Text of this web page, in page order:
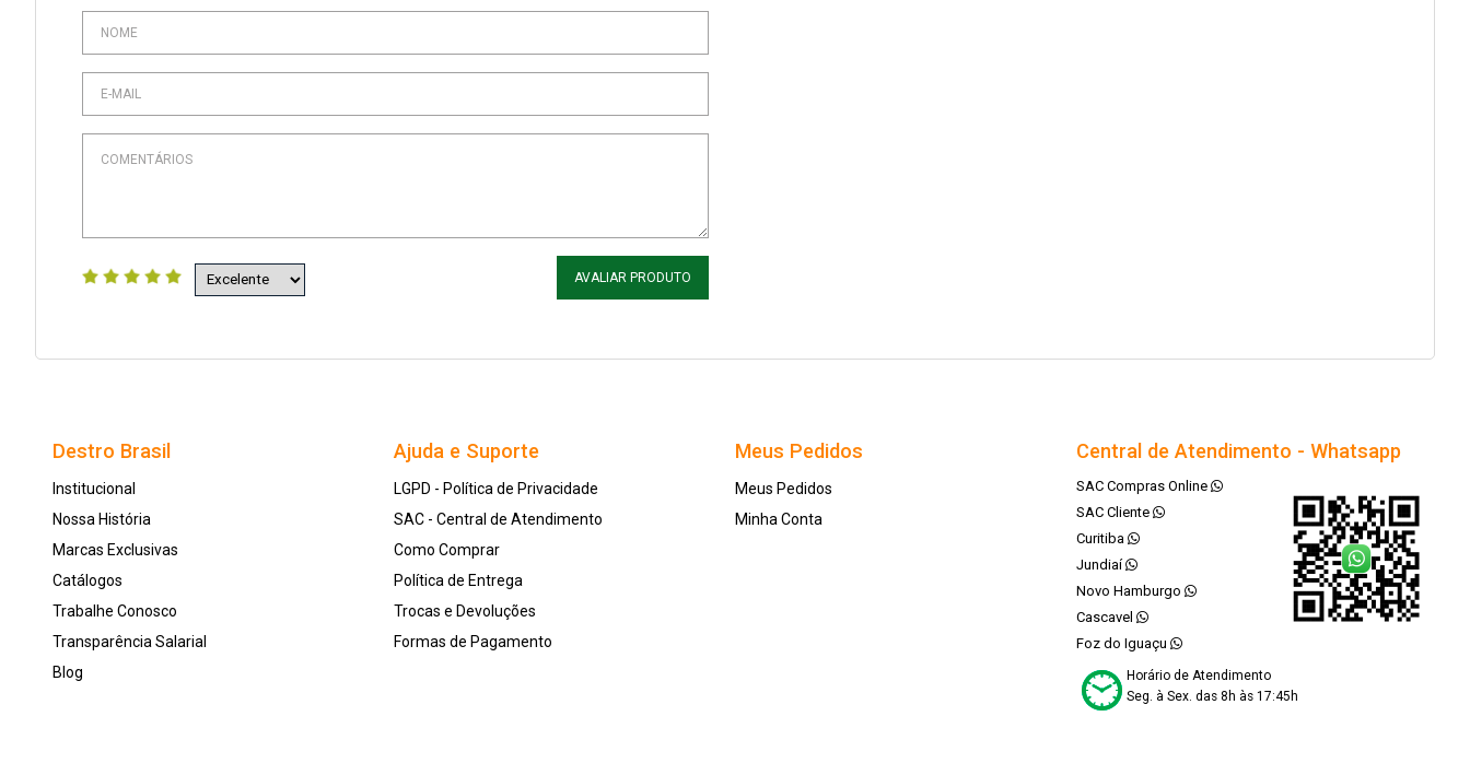
AVALIAR PRODUTO
Destro Brasil
Institucional
Nossa História
Marcas Exclusivas
Catálogos
Trabalhe Conosco
Transparência Salarial
Blog
Ajuda e Suporte
LGPD - Política de Privacidade
SAC - Central de Atendimento
Como Comprar
Política de Entrega
Trocas e Devoluções
Formas de Pagamento
Meus Pedidos
Meus Pedidos
Minha Conta
Central de Atendimento - Whatsapp
SAC Compras Online
SAC Cliente
Curitiba
Jundiaí
Novo Hamburgo
Cascavel
Foz do Iguaçu
Horário de Atendimento
Seg. à Sex. das 8h às 17:45h